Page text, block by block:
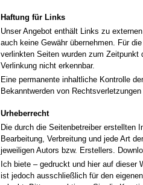
Haftung für Links
Unser Angebot enthält Links zu
auch keine Gewähr übernehmen. Für
verlinkten Seiten wurden zum
Verlinkung nicht erkennbar.
Eine permanente inhaltliche Kontrolle
Bekanntwerden von
Urheberrecht
Die durch die Seitenbetreiber erstellten
Bearbeitung, Verbreitung und jede Art
jeweiligen Autors bzw. Erstellers.
Ich biete – gedruckt und hier auf dieser
ist jedoch ausschließlich für den